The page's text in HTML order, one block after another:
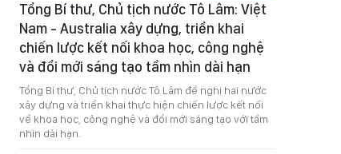
Tổng Bí thư, Chủ tịch nước Tô Lâm: Việt
Nam - Australia xây dựng, triển khai
chiến lược kết nối khoa học, công nghệ
và đổi mới sáng tạo tầm nhìn dài hạn
Tổng Bí thư, Chủ tịch nước Tô Lâm đề nghị hai nước
xây dựng và triển khai thực hiện chiến lược kết nối
về khoa học, công nghệ và đổi mới sáng tạo với tầm
nhìn dài hạn.